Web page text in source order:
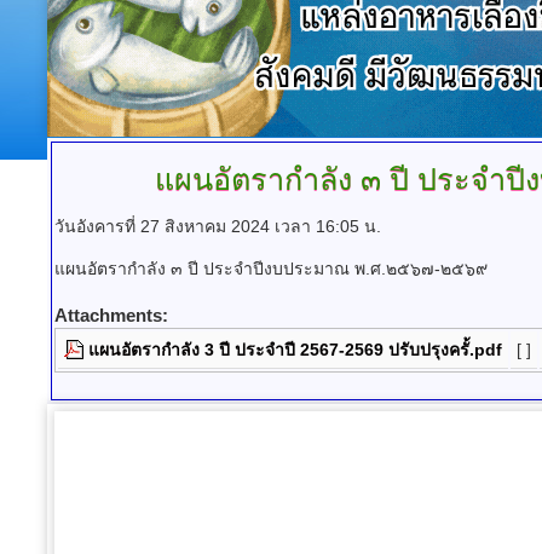
แผนอัตรากำลัง ๓ ปี ประจำปี
วันอังคารที่ 27 สิงหาคม 2024 เวลา 16:05 น.
แผนอัตรากำลัง ๓ ปี ประจำปีงบประมาณ พ.ศ.๒๕๖๗-๒๕๖๙
Attachments:
แผนอัตรากำลัง 3 ปี ประจำปี 2567-2569 ปรับปรุงครั้.pdf [ ]